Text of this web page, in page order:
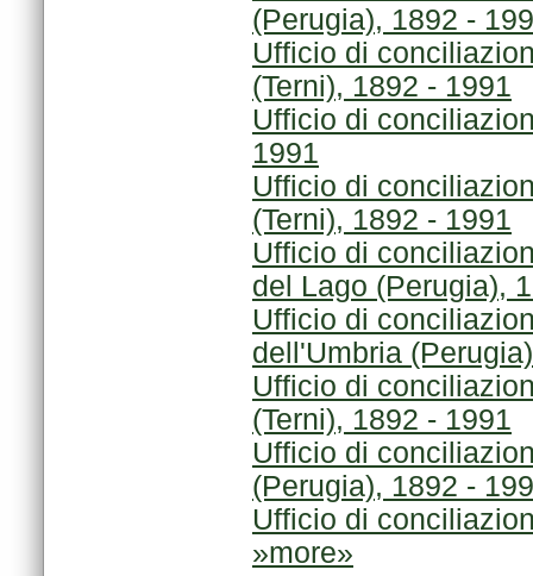
(Perugia), 1892 -
(Terni), 1892 - 1991
1991
(Terni), 1892 - 1991
del Lago (Perugia),
dell'Umbria
(Terni), 1892 - 1991
(Perugia), 1892 -
Ufficio di
»more»